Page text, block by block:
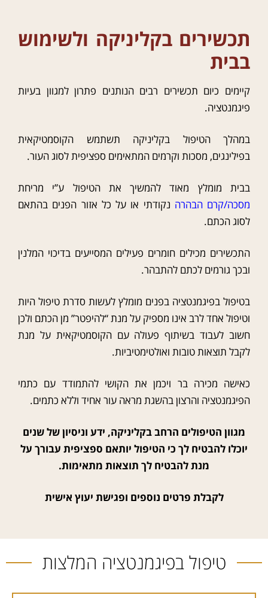
תכשירים בקליניקה ולשימוש
בבית
קיימים כיום תכשירים רבים הנותנים פתרון למגוון בעיות
פיגמנטציה.
במהלך הטיפול בקליניקה תשתמש הקוסמטיקאית
בפילינגים, מסכות וקרמים המתאימים ספציפית לסוג העור.
בבית מומלץ מאוד להמשיך את הטיפול ע”י מריחת
מסכה/קרם הבהרה נקודתי או על כל אזור הפנים בהתאם
לסוג הכתם.
התכשירים מכילים חומרים פעילים המסייעים בדיכוי המלנין
ובכך גורמים לכתם להתבהר.
בטיפול בפיגמנטציה בפנים מומלץ לעשות סדרת טיפול היות
וטיפול אחד לרב אינו מספיק על מנת “להיפטר” מן הכתם ולכן
חשוב לעבוד בשיתוף פעולה עם הקוסמטיקאית על מנת
לקבל תוצאות טובות ואולטימטיביות.
כאישה מכירה בר ויכמן את הקושי להתמודד עם כתמי
הפיגמנטציה והרצון בהשגת מראה עור אחיד וללא כתמים.
מגוון הטיפולים הרחב בקליניקה, ידע וניסיון של שנים
יוכלו להבטיח לך כי הטיפול יותאם ספציפית עבורך על
מנת להבטיח לך תוצאות מתאימות.
לקבלת פרטים נוספים ופגישת יעוץ אישית
טיפול בפיגמנטציה המלצות